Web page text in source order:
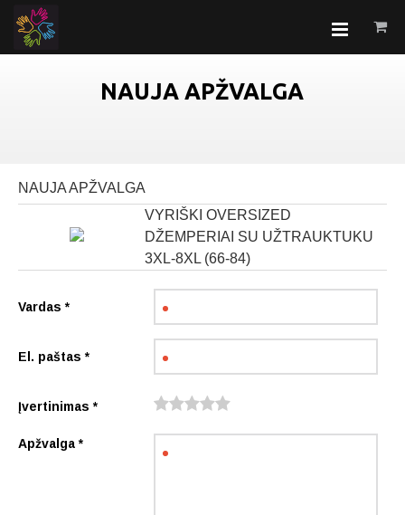
NAUJA APŽVALGA
NAUJA APŽVALGA
VYRIŠKI OVERSIZED
DŽEMPERIAI SU UŽTRAUKTUKU
3XL-8XL (66-84)
Vardas *
El. paštas *
Įvertinimas *
Apžvalga *